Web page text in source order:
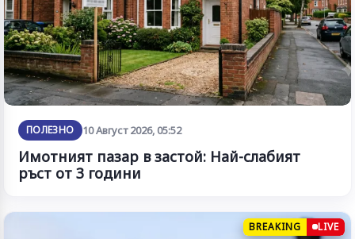
ПОЛЕЗНО 10 Август 2026, 05:52
Имотният пазар в застой: Най-слабият
ръст от 3 години
BREAKING LIVE